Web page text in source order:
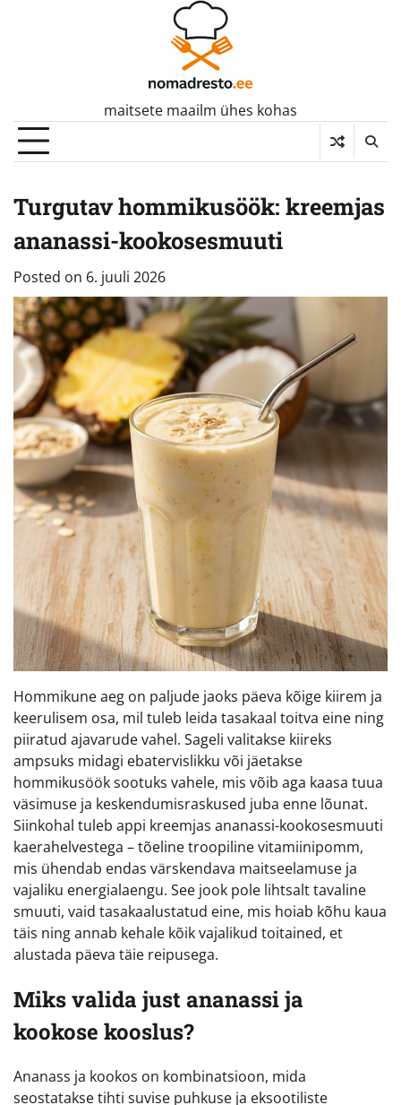
maitsete maailm ühes kohas
Turgutav hommikusöök: kreemjas
ananassi-kookosesmuuti
Posted on 6. juuli 2026
Hommikune aeg on paljude jaoks päeva kõige kiirem ja
keerulisem osa, mil tuleb leida tasakaal toitva eine ning
piiratud ajavarude vahel. Sageli valitakse kiireks
ampsuks midagi ebatervislikku või jäetakse
hommikusöök sootuks vahele, mis võib aga kaasa tuua
väsimuse ja keskendumisraskused juba enne lõunat.
Siinkohal tuleb appi kreemjas ananassi-kookosesmuuti
kaerahelvestega – tõeline troopiline vitamiinipomm,
mis ühendab endas värskendava maitseelamuse ja
vajaliku energialaengu. See jook pole lihtsalt tavaline
smuuti, vaid tasakaalustatud eine, mis hoiab kõhu kaua
täis ning annab kehale kõik vajalikud toitained, et
alustada päeva täie reipusega.
Miks valida just ananassi ja
kookose kooslus?
Ananass ja kookos on kombinatsioon, mida
seostatakse tihti suvise puhkuse ja eksootiliste